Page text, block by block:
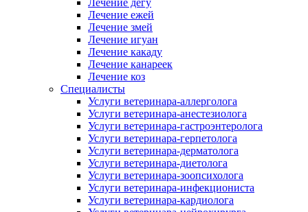
Лечение дегу
Лечение ежей
Лечение змей
Лечение игуан
Лечение какаду
Лечение канареек
Лечение коз
Специалисты
Услуги ветеринара-аллерголога
Услуги ветеринара-анестезиолога
Услуги ветеринара-гастроэнтеролога
Услуги ветеринара-герпетолога
Услуги ветеринара-дерматолога
Услуги ветеринара-диетолога
Услуги ветеринара-зоопсихолога
Услуги ветеринара-инфекциониста
Услуги ветеринара-кардиолога